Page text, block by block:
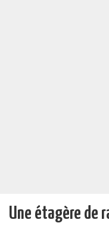
Une étagère de